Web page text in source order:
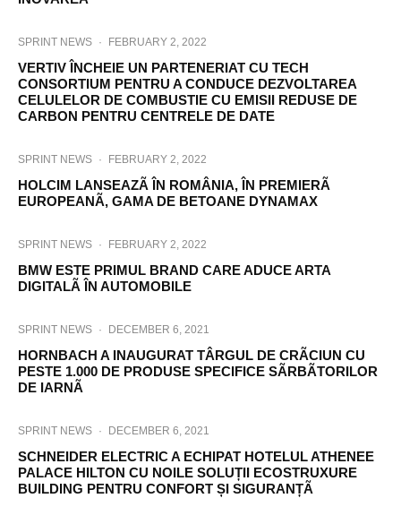
SPRINT NEWS · FEBRUARY 2, 2022
VERTIV ÎNCHEIE UN PARTENERIAT CU TECH
CONSORTIUM PENTRU A CONDUCE DEZVOLTAREA
CELULELOR DE COMBUSTIE CU EMISII REDUSE DE
CARBON PENTRU CENTRELE DE DATE
SPRINT NEWS · FEBRUARY 2, 2022
HOLCIM LANSEAZÃ ÎN ROMÂNIA, ÎN PREMIERÃ
EUROPEANÃ, GAMA DE BETOANE DYNAMAX
SPRINT NEWS · FEBRUARY 2, 2022
BMW ESTE PRIMUL BRAND CARE ADUCE ARTA
DIGITALÃ ÎN AUTOMOBILE
SPRINT NEWS · DECEMBER 6, 2021
HORNBACH A INAUGURAT TÂRGUL DE CRÃCIUN CU
PESTE 1.000 DE PRODUSE SPECIFICE SÃRBÃTORILOR
DE IARNÃ
SPRINT NEWS · DECEMBER 6, 2021
SCHNEIDER ELECTRIC A ECHIPAT HOTELUL ATHENEE
PALACE HILTON CU NOILE SOLUȚII ECOSTRUXURE
BUILDING PENTRU CONFORT ȘI SIGURANȚÃ